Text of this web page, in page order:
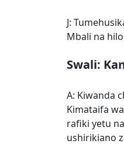
J:
Mbali na
Swali:
A: Kiwanda
Kimataifa
rafiki yetu
ushirikiano